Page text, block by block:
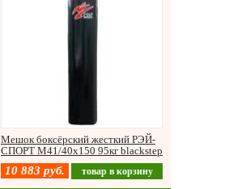
Мешок боксёрский жесткий РЭЙ-
СПОРТ М41/40х150 95кг blackstep
10 883 руб. товар в корзину